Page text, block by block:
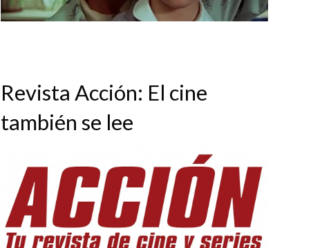
Revista Acción: El cine
también se lee